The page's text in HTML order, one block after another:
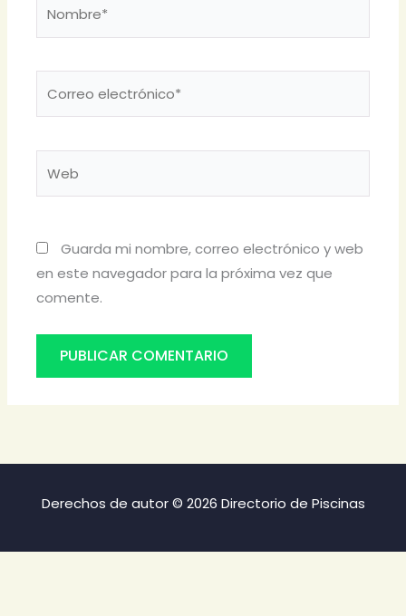
Guarda mi nombre, correo electrónico y web
en este navegador para la próxima vez que
comente.
Derechos de autor © 2026 Directorio de Piscinas